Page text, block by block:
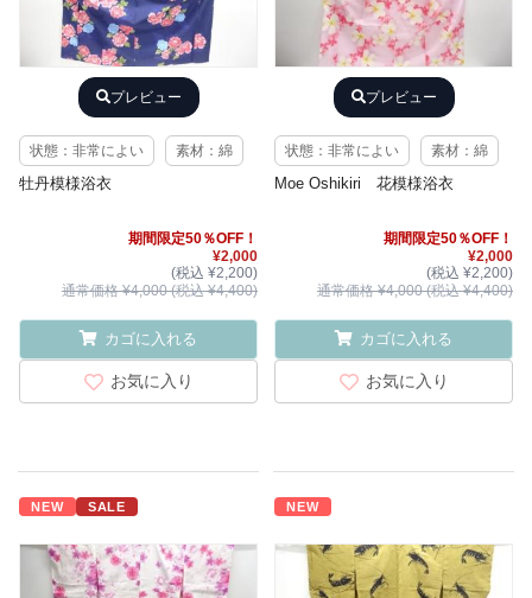
プレビュー
状態：非常によい 素材：綿
牡丹模様浴衣
期間限定50％OFF！
¥2,000
(税込 ¥2,200)
通常価格 ¥4,000 (税込 ¥4,400)
カゴに入れる
お気に入り
プレビュー
状態：非常によい 素材：綿
Moe Oshikiri 花模様浴衣
期間限定50％OFF！
¥2,000
(税込 ¥2,200)
通常価格 ¥4,000 (税込 ¥4,400)
カゴに入れる
お気に入り
NEW SALE NEW